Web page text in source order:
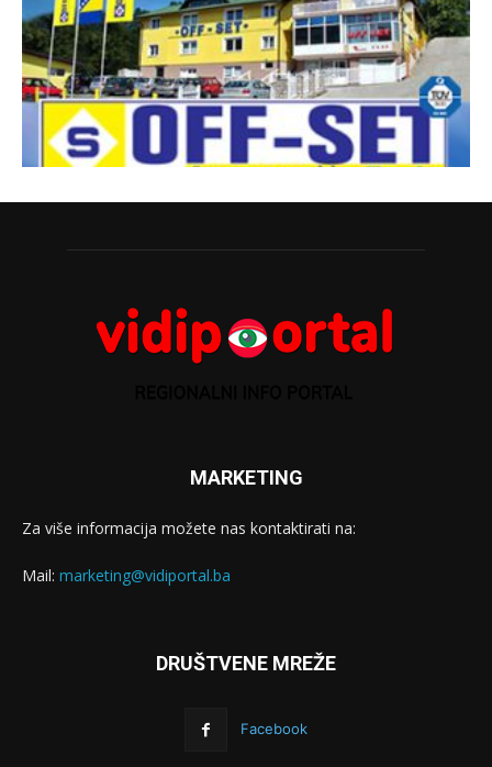
MARKETING
Za više informacija možete nas kontaktirati na:
Mail: marketing@vidiportal.ba
DRUŠTVENE MREŽE
Facebook